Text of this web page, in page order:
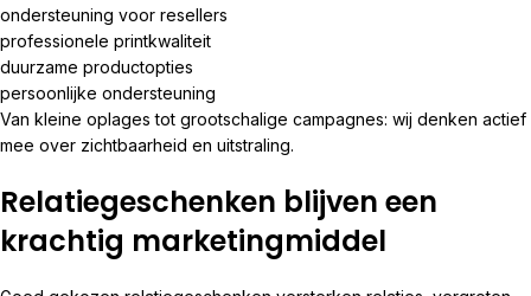
ondersteuning voor resellers
professionele printkwaliteit
duurzame productopties
persoonlijke ondersteuning
Van kleine oplages tot grootschalige campagnes: wij denken actief
mee over zichtbaarheid en uitstraling.
Relatiegeschenken blijven een
krachtig marketingmiddel